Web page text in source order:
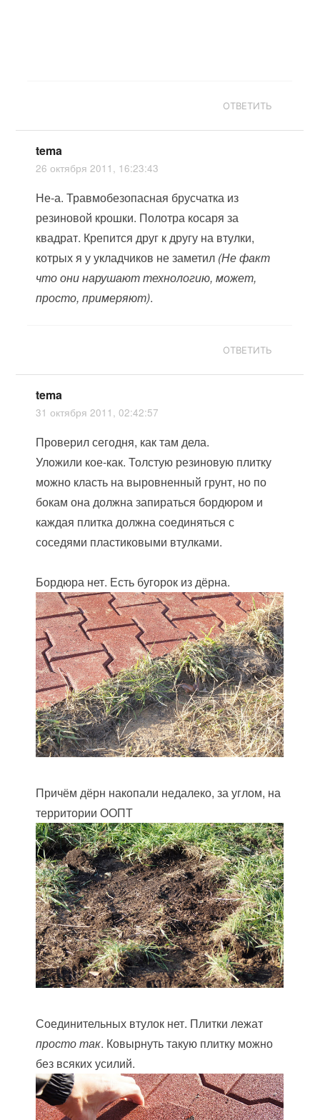
ОТВЕТИТЬ
tema
26 октября 2011, 16:23:43
Не-а. Травмобезопасная брусчатка из
резиновой крошки. Полотра косаря за
квадрат. Крепится друг к другу на втулки,
котрых я у укладчиков не заметил (Не факт
что они нарушают технологию, может,
просто, примеряют).
ОТВЕТИТЬ
tema
31 октября 2011, 02:42:57
Проверил сегодня, как там дела.
Уложили кое-как. Толстую резиновую плитку
можно класть на выровненный грунт, но по
бокам она должна запираться бордюром и
каждая плитка должна соединяться с
соседями пластиковыми втулками.
Бордюра нет. Есть бугорок из дёрна.
Причём дёрн накопали недалеко, за углом, на
территории ООПТ
Соединительных втулок нет. Плитки лежат
просто так. Ковырнуть такую плитку можно
без всяких усилий.